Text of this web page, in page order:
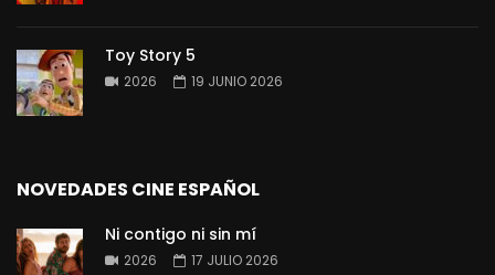
Toy Story 5
2026 19 JUNIO 2026
NOVEDADES CINE ESPAÑOL
Ni contigo ni sin mí
2026 17 JULIO 2026